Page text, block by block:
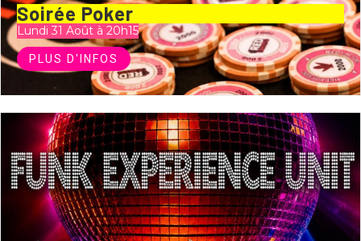
Soirée Poker
Lundi 31 Août à 20h15
PLUS D'INFOS